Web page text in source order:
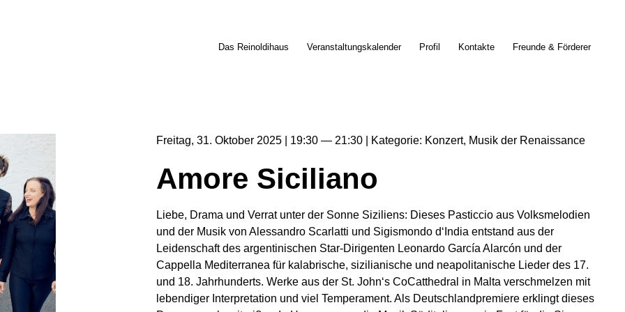
Das Reinoldihaus Veranstaltungskalender Profil Kontakte Freunde & Förderer
Freitag 31 Oktober 2025 19:30 21:30 Kategorie Konzert Musik der Renaissance
Amore Siciliano
Liebe, Drama und Verrat unter der Sonne Siziliens: Dieses Pasticcio aus Volksmelodien
und der Musik von Alessandro Scarlatti und Sigismondo d‘India entstand aus der
Leidenschaft des argentinischen Star-Dirigenten Leonardo García Alarcón und der
Cappella Mediterranea für kalabrische, sizilianische und neapolitanische Lieder des 17.
und 18. Jahrhunderts. Werke aus der St. John‘s CoCatthedral in Malta verschmelzen mit
lebendiger Interpretation und viel Temperament. Als Deutschlandpremiere erklingt dieses